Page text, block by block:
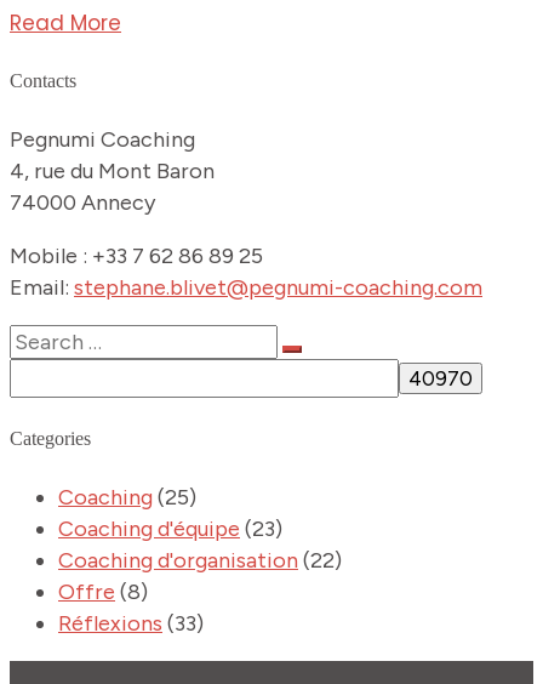
Read More
Contacts
Pegnumi Coaching
4, rue du Mont Baron
74000 Annecy
Mobile : +33 7 62 86 89 25
Email: stephane.blivet@pegnumi-coaching.com
Categories
Coaching(25)
Coaching d'équipe (23)
Coaching d'organisation(22)
Offre (8)
Réflexions (33)